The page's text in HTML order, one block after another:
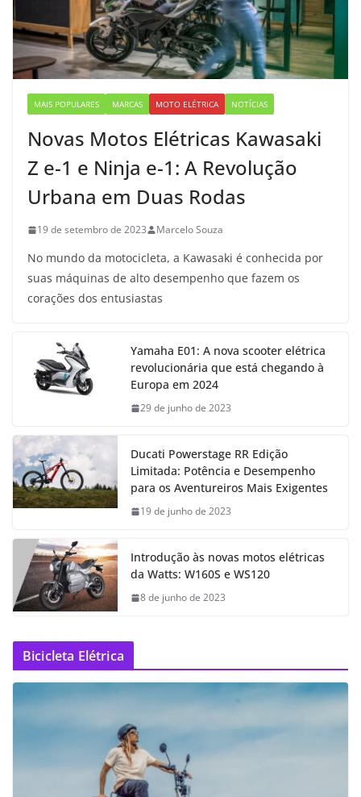
MAIS POPULARES MARCAS MOTO ELÉTRICA NOTÍCIAS
Novas Motos Elétricas Kawasaki
Z e-1 e Ninja e-1: A Revolução
Urbana em Duas Rodas
19 de setembro de 2023 Marcelo Souza
No mundo da motocicleta, a Kawasaki é conhecida por
suas máquinas de alto desempenho que fazem os
corações dos entusiastas
Yamaha E01: A nova scooter elétrica
revolucionária que está chegando à
Europa em 2024
29 de junho de 2023
Ducati Powerstage RR Edição
Limitada: Potência e Desempenho
para os Aventureiros Mais Exigentes
19 de junho de 2023
Introdução às novas motos elétricas
da Watts: W160S e WS120
8 de junho de 2023
Bicicleta Elétrica